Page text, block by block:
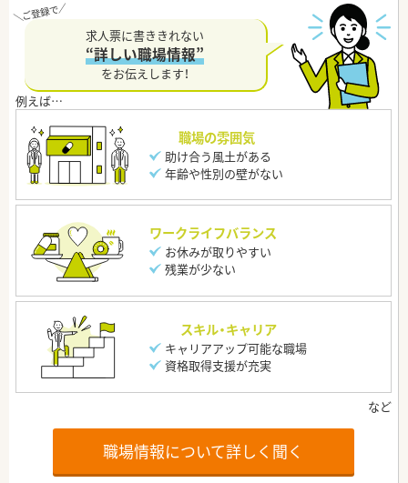
求人票に書ききれない
“詳しい職場情報”
をお伝えします！
職場の雰囲気
助け合う風土がある
年齢や性別の壁がない
ワークライフバランス
お休みが取りやすい
残業が少ない
スキル・キャリア
キャリアアップ可能な職場
資格取得支援が充実
職場情報について詳しく聞く